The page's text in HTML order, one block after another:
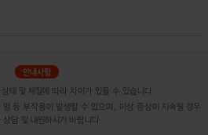
태 및 체질에 따라 차이가 있을 수 있습니다.
등 부작용이 발생할 수 있으며, 이상 증상이 지속될 경우
상담 및 내원하시기 바랍니다.